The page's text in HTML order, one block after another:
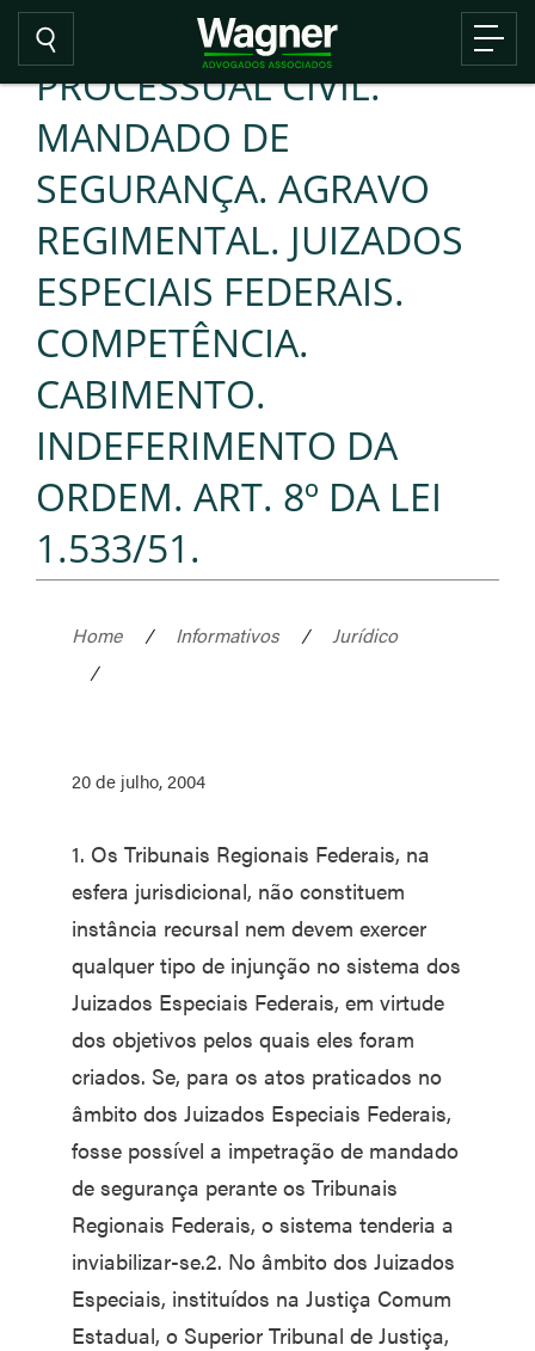
PROCESSUAL CIVIL.
MANDADO DE
SEGURANÇA. AGRAVO
REGIMENTAL. JUIZADOS
ESPECIAIS FEDERAIS.
COMPETÊNCIA.
CABIMENTO.
INDEFERIMENTO DA
ORDEM. ART. 8º DA LEI
1.533/51.
Home / Informativos /
Jurídico
/
20 de julho, 2004
1. Os Tribunais Regionais Federais, na
esfera jurisdicional, não constituem
instância recursal nem devem exercer
qualquer tipo de injunção no sistema dos
Juizados Especiais Federais, em virtude
dos objetivos pelos quais eles foram
criados. Se, para os atos praticados no
âmbito dos Juizados Especiais Federais,
fosse possível a impetração de mandado
de segurança perante os Tribunais
Regionais Federais, o sistema tenderia a
inviabilizar-se.2. No âmbito dos Juizados
Especiais, instituídos na Justiça Comum
Estadual, o Superior Tribunal de Justiça,